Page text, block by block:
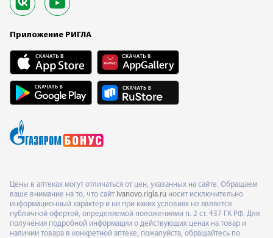
Приложение РИГЛА
Цены в аптеках могут отличаться от цен, указанных на сайте. Обращаем
ваше внимание на то, что сайт ivanovo.rigla.ru носит исключительно
информационный характер и ни при каких условиях не является
публичной офертой, определяемой положениями п. 2 ст. 437 ГК РФ. Для
получения подробной информации о действующих ценах на товар и
наличии товара в конкретной аптеке, пожалуйста, обращайтесь по